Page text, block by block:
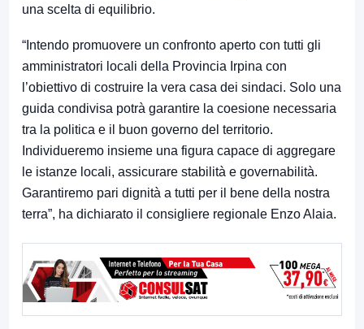
una scelta di equilibrio.
“Intendo promuovere un confronto aperto con tutti gli
amministratori locali della Provincia Irpina con
l’obiettivo di costruire la vera casa dei sindaci. Solo una
guida condivisa potrà garantire la coesione necessaria
tra la politica e il buon governo del territorio.
Individueremo insieme una figura capace di aggregare
le istanze locali, assicurare stabilità e governabilità.
Garantiremo pari dignità a tutti per il bene della nostra
terra”, ha dichiarato il consigliere regionale Enzo Alaia.